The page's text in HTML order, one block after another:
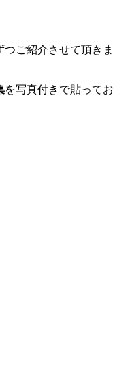
ご紹介させて頂き
を写真付きで貼って